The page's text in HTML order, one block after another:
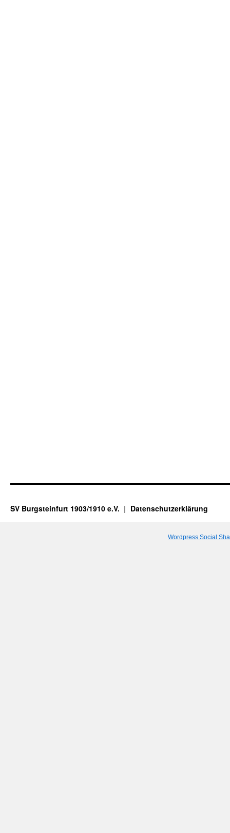
SV Burgsteinfurt 1903/1910 e.V. Datenschutzerklärung
Wordpress Social